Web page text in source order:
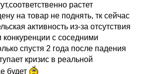
растет
на товар не поднять, тк сейчас
активность из-за отсутствия
конкуренции с соседними
спустя 2 года после падения
кризис в реальной
будет